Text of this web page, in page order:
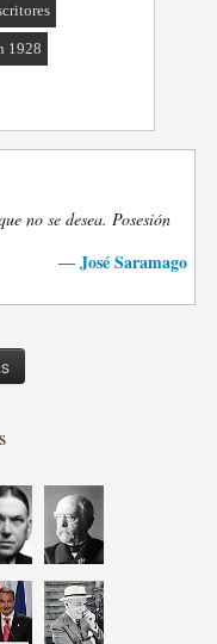
1928
no se desea. Posesión
— José Saramago